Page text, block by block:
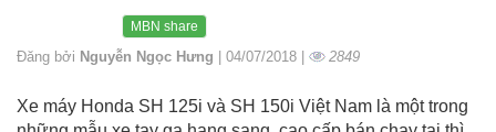
MBN share
Đăng bởi Nguyễn Ngọc Hưng | 04/07/2018 | 2849
Xe máy Honda SH 125i và SH 150i Việt Nam là một trong